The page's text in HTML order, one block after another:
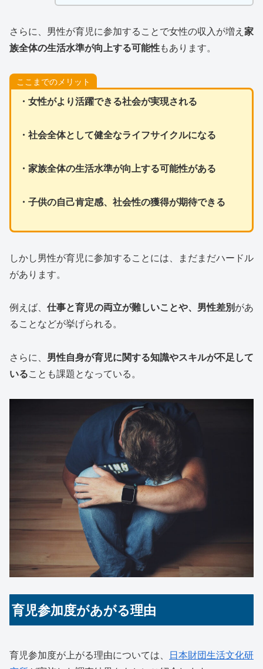
さらに、男性が育児に参加することで女性の収入が増え 家
族全体の生活水準が向上する可能性もあります。
ここまでのメリット
・女性がより活躍できる社会が実現される
・社会全体として健全なライフサイクルになる
・ 家族全体の生活水準が向上する可能性がある
・子供の自己肯定感、社会性の獲得が期待できる
しかし男性が育児に参加することには、まだまだハードル
があります。
例えば、 仕事と育児の両立が難しいことや、男性差別があ
ることなどが挙げられる。
さらに、 男性自身が育児に関する知識やスキルが不足して
いることも課題となっている。
育児参加度があがる理由
育児参加度が上がる理由については、 日本財団生活文化研